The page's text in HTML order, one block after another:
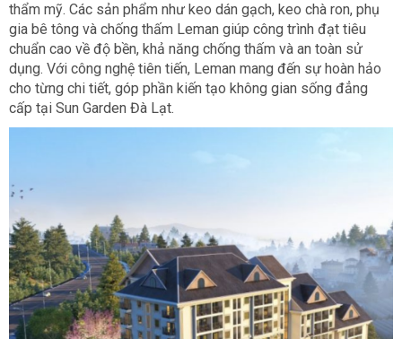
thẩm mỹ. Các sản phẩm như keo dán gạch, keo chà ron, phụ
gia bê tông và chống thấm Leman giúp công trình đạt tiêu
chuẩn cao về độ bền, khả năng chống thấm và an toàn sử
dụng. Với công nghệ tiên tiến, Leman mang đến sự hoàn hảo
cho từng chi tiết, góp phần kiến tạo không gian sống đẳng
cấp tại Sun Garden Đà Lạt.